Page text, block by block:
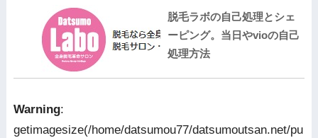
脱毛ラボの自己処理とシェ
ーピング。当日やvioの自己
処理方法
Warning:
getimagesize(/home/datsumou77/datsumoutsan.net/pu